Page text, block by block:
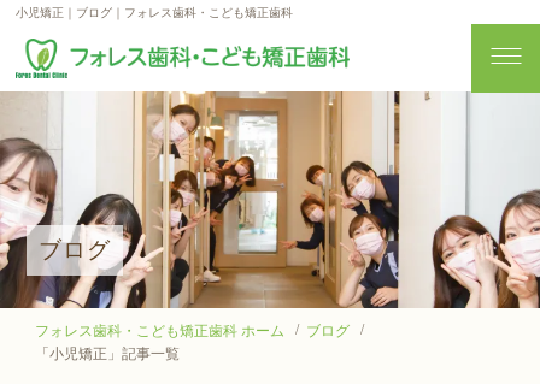
小児矯正｜ブログ｜フォレス歯科・こども矯正歯科
ブログ
フォレス歯科・こども矯正歯科 ホーム
ブログ
「小児矯正」記事一覧